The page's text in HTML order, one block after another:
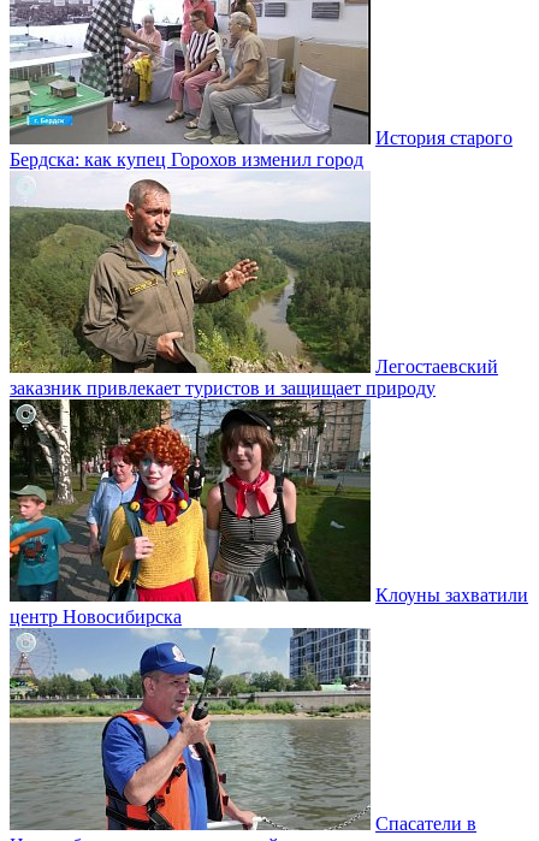
История старого
Бердска: как купец Горохов изменил город
Легостаевский
заказник привлекает туристов и защищает природу
Клоуны захватили
центр Новосибирска
Спасатели в